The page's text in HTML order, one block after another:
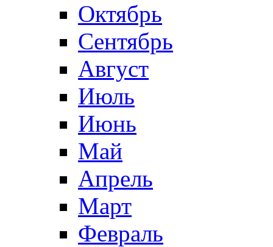
Октябрь
Сентябрь
Август
Июль
Июнь
Май
Апрель
Март
Февраль